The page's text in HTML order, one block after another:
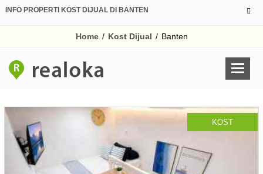
INFO PROPERTI KOST DIJUAL DI BANTEN
Home / Kost Dijual / Banten
KOST